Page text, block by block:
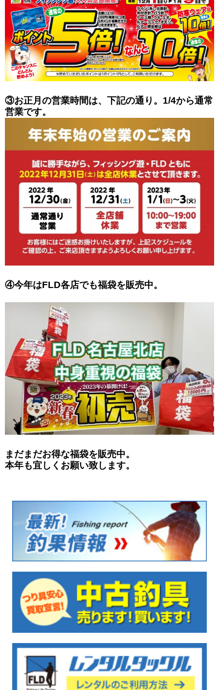
③お正月の営業時間は、下記の通り。1/4から通常
営業です。
④今年はFLD各店でも福袋を販売中。
まだまだお得な福袋を販売中。
本年も宜しくお願い致します。